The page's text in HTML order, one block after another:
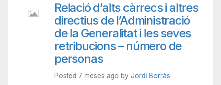
Relació d’alts càrrecs i altres
directius de l’Administració
de la Generalitat i les seves
retribucions – número de
personas
Posted 7 meses ago by Jordi Borràs